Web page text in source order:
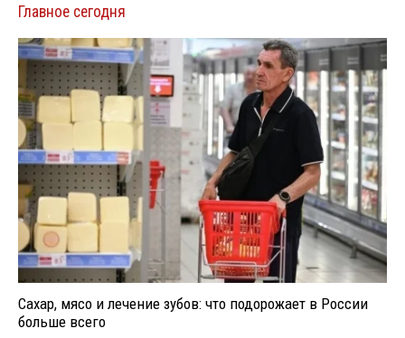
Главное сегодня
Сахар, мясо и лечение зубов: что подорожает в России
больше всего